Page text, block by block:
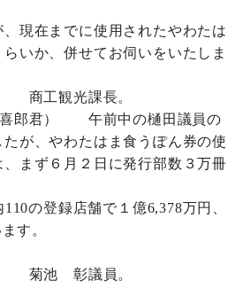
現在までに使用されたやわたは
いか、併せてお伺いをいたしま
商工観光課長。
喜郎君） 午前中の樋田議員の
が、やわたはま食うぽん券の使
まず６月２日に発行部数３万冊
の登録店舗で１億6,378万円、
す。
菊池 彰議員。